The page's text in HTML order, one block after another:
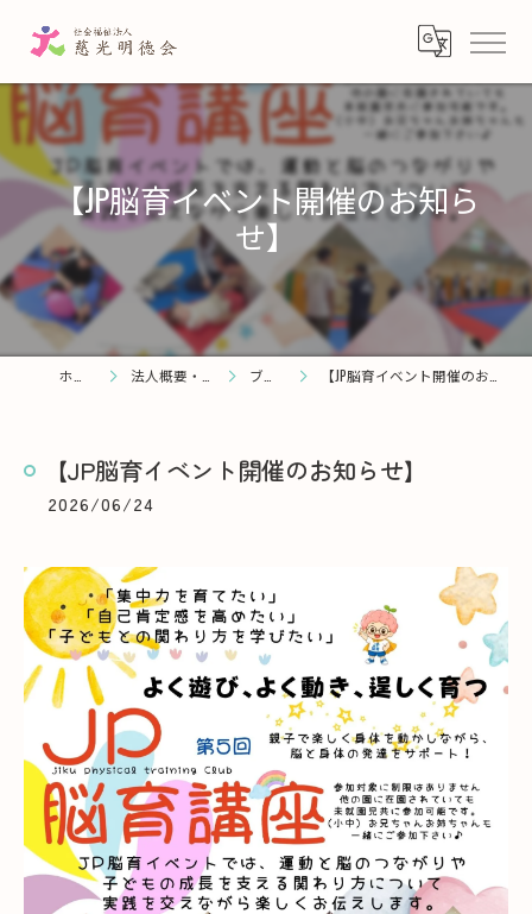
【JP脳育イベント開催のお知ら
せ】
法人概要・理念 ブログ 【JP脳育イベント開催のお知らせ】
【JP脳育イベント開催のお知らせ】
2026/06/24